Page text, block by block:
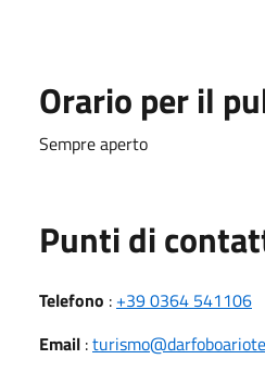
Orario per il
Sempre aperto
Punti di
Telefono : +39 0364 541106
Email :